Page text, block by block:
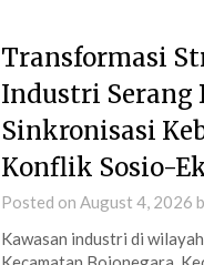
Transformasi
Industri Serang
Sinkronisasi
Konflik Sosio-
Posted on August 4, 2026
Kawasan industri di